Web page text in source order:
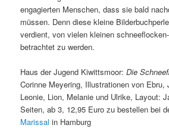
engagierten Menschen, dass sie bald
müssen. Denn diese kleine
verdient, von vielen kleinen
betrachtet zu werden.
Haus der Jugend Kiwittsmoor:Die
Corinne Meyering, Illustrationen von Ebru,
Leonie, Lion, Melanie und Ulrike, Layout:
Seiten, ab 3, 12,95 Euro zu bestellen bei
Marissal in Hamburg